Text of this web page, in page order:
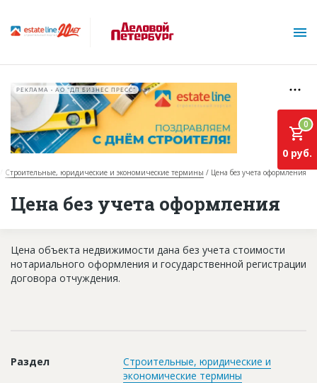
О проекте
База строящихся объектов
Инвестпроекты
РЕКЛАМА • АО "ДП БИЗНЕС ПРЕСС"
Строительные, юридические и экономические термины Цена без учета оформления
Цена без учета оформления
0
0 руб.
Цена объекта недвижимости дана без учета стоимости
нотариального оформления и государственной регистрации
договора отчуждения.
Раздел
Строительные, юридические и
экономические термины